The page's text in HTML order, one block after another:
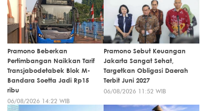
Pramono Beberkan
Pertimbangan Naikkan Tarif
Transjabodetabek Blok M-
Bandara Soetta Jadi Rp15
ribu
06/08/2026 14:22 WIB
Pramono Sebut Keuangan
Jakarta Sangat Sehat,
Targetkan Obligasi Daerah
Terbit Juni 2027
06/08/2026 11:52 WIB